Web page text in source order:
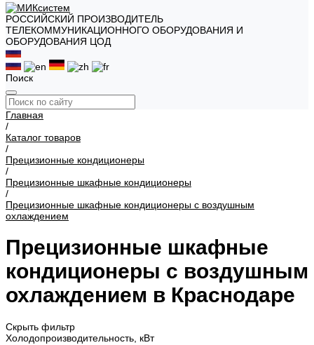
РОССИЙСКИЙ ПРОИЗВОДИТЕЛЬ
ТЕЛЕКОММУНИКАЦИОННОГО ОБОРУДОВАНИЯ И
ОБОРУДОВАНИЯ ЦОД
Поиск
Главная
/
Каталог товаров
/
Прецизионные кондиционеры
/
Прецизионные шкафные кондиционеры
/
Прецизионные шкафные кондиционеры с воздушным
охлаждением
Прецизионные шкафные
кондиционеры с воздушным
охлаждением в Краснодаре
Скрыть фильтр
Холодопроизводительность, кВт